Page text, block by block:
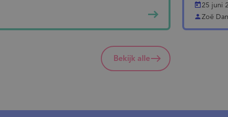
east
today25 juni
personZoë
Bekijk alle